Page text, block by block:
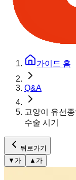
가이드 홈
Q&A
고양이 유선
수술 시기
뒤로가기
▼ 가 ▲ 가